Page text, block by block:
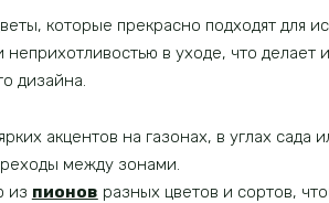
которые прекрасно подходят для
в уходе, что делает
дизайна.
акцентов на газонах, в углах
между зонами.
из пионов разных цветов и сортов,